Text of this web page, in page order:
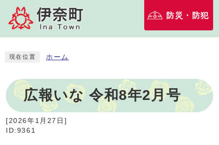
防災・防犯
現在位置 ホーム
広報いな 令和8年2月号
[2026年1月27日 ]
ID:9361